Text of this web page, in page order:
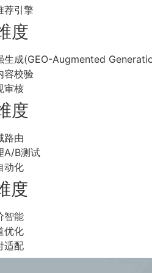
荐引擎
度
生成(GEO-Augmented
容校验
审核
度
路由
A/B测试
动化
度
智能
优化
适配